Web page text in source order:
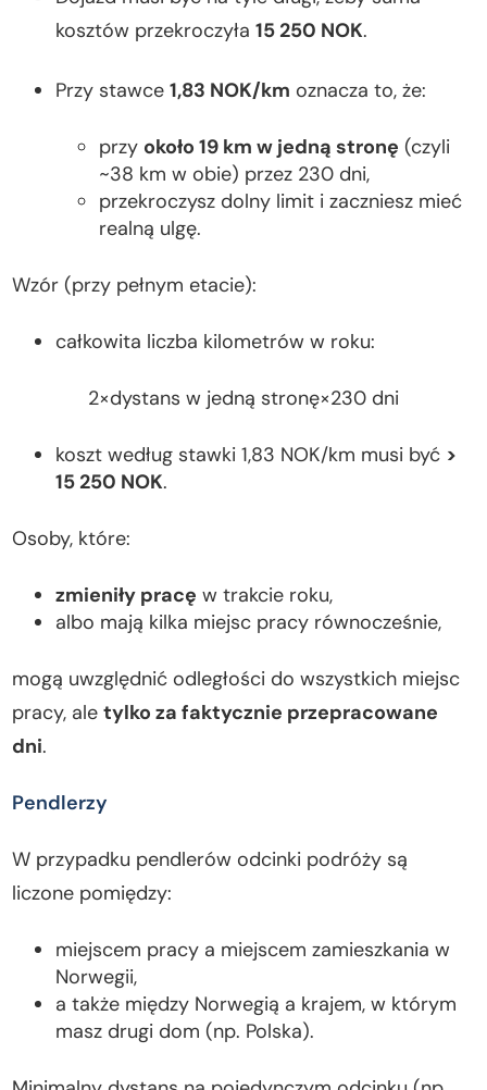
kosztów przekroczyła15 250 NOK.
Przy stawce1,83 NOK/km oznacza to, że:
przy około 19 km w jedną stronę (czyli
~38 km w obie) przez 230 dni,
przekroczysz dolny limit i zaczniesz mieć
realną ulgę.
Wzór (przy pełnym etacie):
całkowita liczba kilometrów w roku:
2×dystans w jedną stronę×230 dni
koszt według stawki 1,83 NOK/km musi być >
15 250 NOK.
Osoby, które:
zmieniły pracę w trakcie roku,
albo mają kilka miejsc pracy równocześnie,
mogą uwzględnić odległości do wszystkich miejsc
pracy, aletylko za faktycznie przepracowane
dni.
Pendlerzy
W przypadku pendlerów odcinki podróży są
liczone pomiędzy:
miejscem pracy a miejscem zamieszkania w
Norwegii,
a także między Norwegią a krajem, w którym
masz drugi dom (np. Polska).